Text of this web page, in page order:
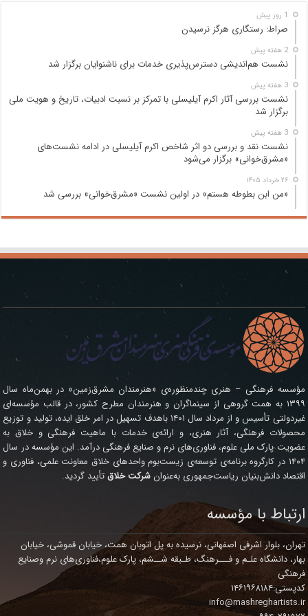
1 روز پیش
صراط: رستگاری هرگز نرسیدن
2 هفته پیش
نشست هم‌اندیشی دسترس‌پذیری خدمات برای ناشنوایان برگزار شد
3 هفته پیش
نشست بررسی آثار اکرم آیلیسلی با تمرکز بر نسبت ادبیات، تاریخ و هویت ملی
برگزار شد
3 هفته پیش
نشست نقد و بررسی دو اثر شاخص اکرم آیلیسلی در ادامه نشست‌های
«مشرق‌خوانی» برگزار می‌شود
۲۶ خرداد ۱۴۰۵
«من ابن بطوطه هستم» در اولین نشست «مشرق‌خوانی» بررسی شد
مؤسسه فرهنگی – هنری چندمنظوره‌ی «هنرمندان مشرق‌زمین» در بهمن‌ماه سال
۱۳۹۹ به همت گروهی از سینماگران و هنرمندان مطرح کشور، در قالب مؤسسه‌ای
غیردولتی تأسیس و از مرداد سال ۱۴۰۱ باهدف تسهیل در امر خلق ایده، تولید و توزیع
محصولات فرهنگی، آثار هنری، و ارائه‌ی خدمات با ماهیت فرهنگی و خلاق به
عضویت پارک ملی علوم، فناوری‌های نرم و صنایع فرهنگی درآمد. این مؤسسه در سال
۱۴۰۴ در کارگروه برنامه‌ی توسعه‌ی زیست‌بوم واحدهای خلاق معاونت علمی، فناوری و
اقتصاد دانش‌بنیان ریاست‌جمهوری به‌عنوانشرکت خلاقتأیید گردید.
ارتباط با مؤسسه
تهران، بلوار اشرفی اصفهانی، نرسیده به پل اتوبان همت، خیابان قموشی، خیابان
بهار، دانشگاه علـم و فـــرهنگ، طـبقه شــشم، پارک علوم،فناوری‌های نرم وصنایع
فرهنگی
کدپستی:۱۴۶۱۹۶۸۱۸۴
info@mashreghartists.ir